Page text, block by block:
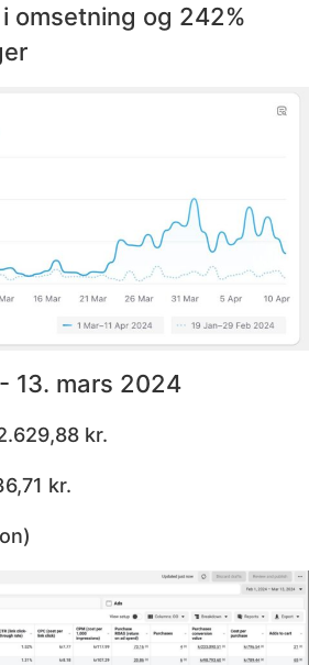
omsetning og 242%
13. mars 2024
kr.
kr.